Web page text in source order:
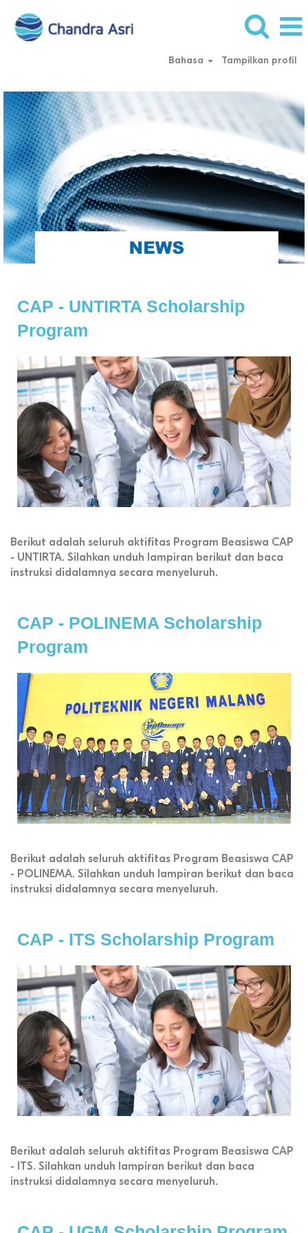
Bahasa Tampilkan profil
CAP - UNTIRTA Scholarship
Program
Berikut adalah seluruh aktifitas Program Beasiswa CAP
- UNTIRTA. Silahkan unduh lampiran berikut dan baca
instruksi didalamnya secara menyeluruh.
CAP - POLINEMA Scholarship
Program
Berikut adalah seluruh aktifitas Program Beasiswa CAP
- POLINEMA. Silahkan unduh lampiran berikut dan baca
instruksi didalamnya secara menyeluruh.
CAP - ITS Scholarship Program
Berikut adalah seluruh aktifitas Program Beasiswa CAP
- ITS. Silahkan unduh lampiran berikut dan baca
instruksi didalamnya secara menyeluruh.